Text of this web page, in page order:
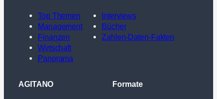
Top Themen
Management
Finanzen
Wirtschaft
Panorama
Interviews
Bücher
Zahlen-Daten-Fakten
AGITANO Formate